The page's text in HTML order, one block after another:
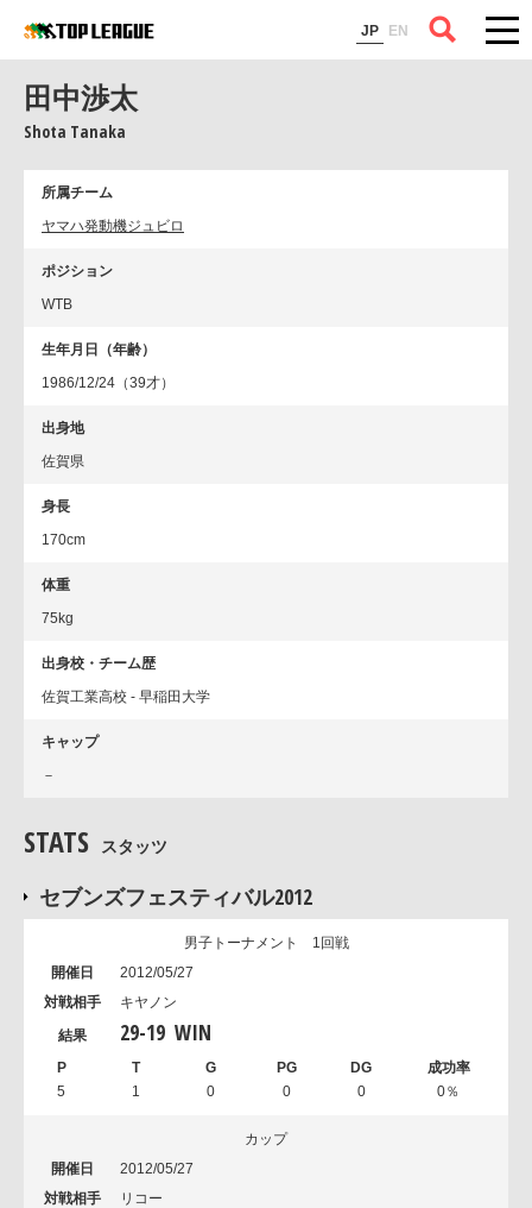
JP EN
コラム
田中渉太
Shota Tanaka
所属チーム
ヤマハ発動機ジュビロ
ポジション
WTB
生年月日（年齢）
1986/12/24（39才）
出身地
佐賀県
身長
170cm
体重
75kg
出身校・チーム歴
佐賀工業高校 - 早稲田大学
キャップ
－
STATS スタッツ
セブンズフェスティバル2012
男子トーナメント 1回戦
2012/05/27
キヤノン
29-19 WIN
5 1 0 0 0 0％
カップ
2012/05/27
リコー